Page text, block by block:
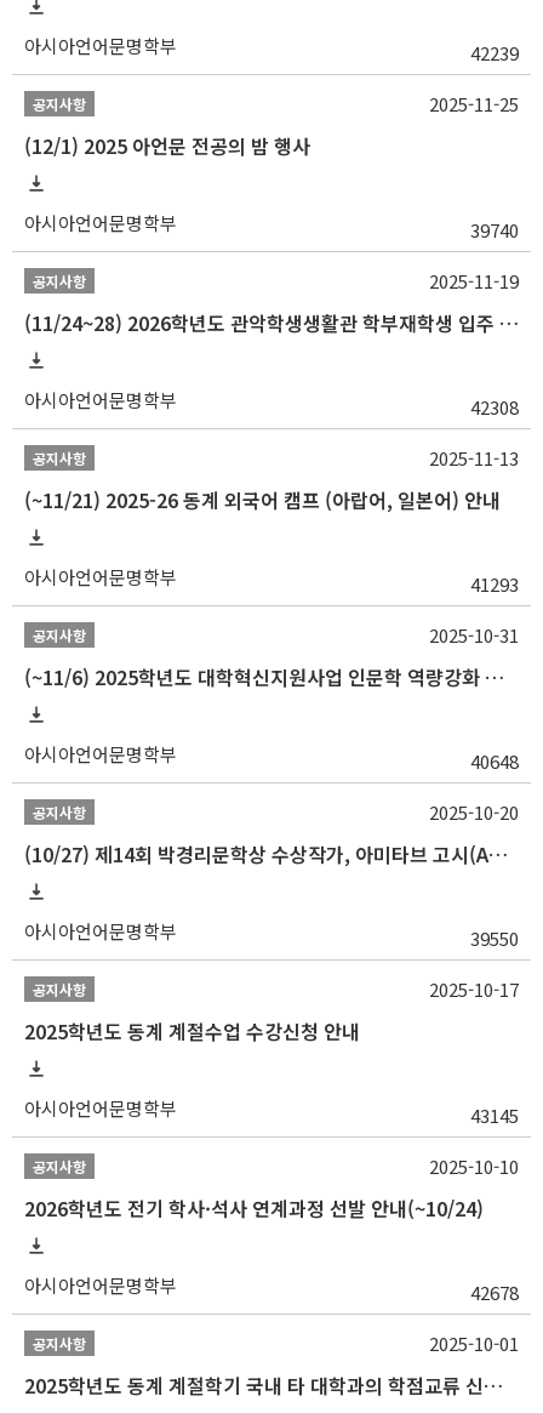
아시아언어문명학부 42239
공지사항
(12/1) 2025 아언문 전공의 밤 행사
아시아언어문명학부 39740
2025-11-25
공지사항
(11/24~28) 2026학년도 관악학생생활관 학부재학생 입주 신청 일정 안내
아시아언어문명학부 42308
2025-11-19
공지사항
(~11/21) 2025-26 동계 외국어 캠프 (아랍어, 일본어) 안내
아시아언어문명학부 41293
2025-11-13
공지사항
(~11/6) 2025학년도 대학혁신지원사업 인문학 역량강화 동계 인턴십 참가자 선발 안내
아시아언어문명학부 40648
2025-10-31
공지사항
(10/27) 제14회 박경리문학상 수상작가, 아미타브 고시(Amitav Ghosh) 강연 안내
아시아언어문명학부 39550
2025-10-20
공지사항
2025학년도 동계 계절수업 수강신청 안내
아시아언어문명학부 43145
2025-10-17
공지사항
2026학년도 전기 학사·석사 연계과정 선발 안내(~10/24)
아시아언어문명학부 42678
2025-10-10
공지사항
2025학년도 동계 계절학기 국내 타 대학과의 학점교류 신청 안내
2025-10-01